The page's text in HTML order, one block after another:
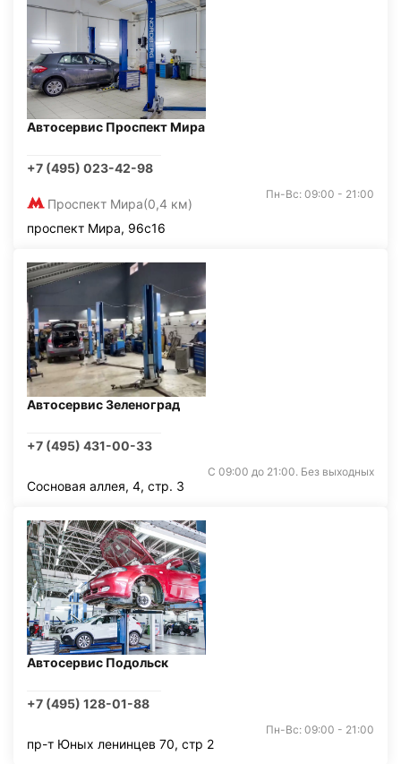
Автосервис Проспект Мира
+7 (495) 023-42-98
Проспект Мира(0,4 км)
Пн-Вс: 09:00 - 21:00
проспект Мира, 96с16
Автосервис Зеленоград
+7 (495) 431-00-33
С 09:00 до 21:00. Без выходных
Сосновая аллея, 4, стр. 3
Автосервис Подольск
+7 (495) 128-01-88
Пн-Вс: 09:00 - 21:00
пр-т Юных ленинцев 70, стр 2